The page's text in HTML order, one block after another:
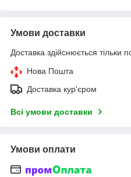
Умови доставки
Доставка здійснюється тільки
Нова Пошта
Доставка кур'єром
Всі умови доставки
Умови оплати